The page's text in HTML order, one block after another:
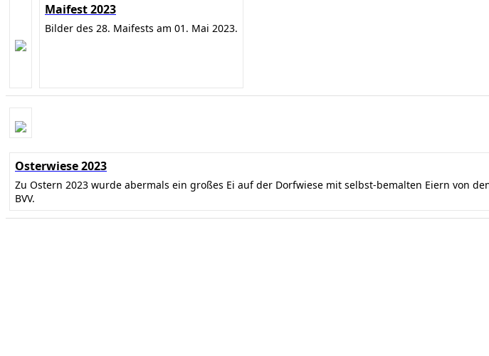
Maifest 2023
Bilder des 28. Maifests am 01. Mai 2023.
Osterwiese 2023
Zu Ostern 2023 wurde abermals ein großes Ei auf der Dorfwiese mit selbst-bemalten Eiern von
BVV.